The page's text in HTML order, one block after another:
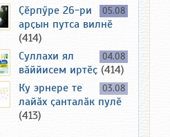
05.08
Ҫӗрпӳре 26-ри
арҫын путса вилнӗ
(414)
04.08
Суллахи ял
вӑййисем иртӗҫ (414)
03.08
Ку эрнере те
лайӑх ҫанталӑк пулӗ
(413)